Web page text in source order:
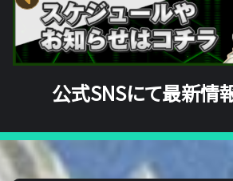
公式SNSにて最新情